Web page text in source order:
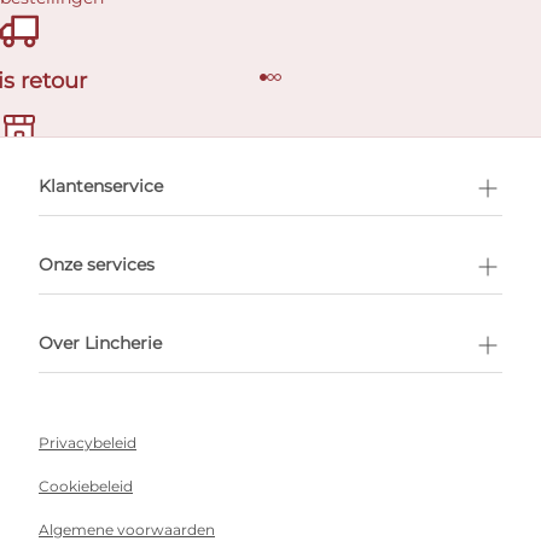
retour
afspraak
Klantenservice
Onze services
Over Lincherie
Privacybeleid
Cookiebeleid
Algemene voorwaarden